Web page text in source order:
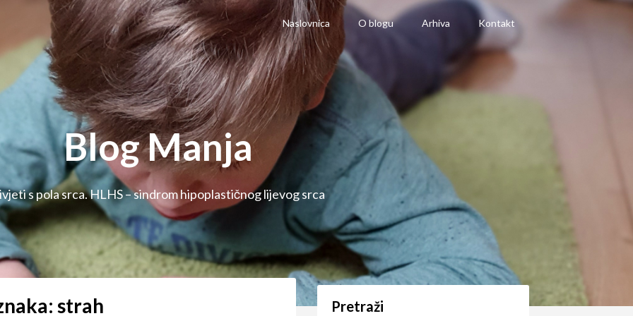
Naslovnica O blogu Arhiva Kontakt
Blog Manja
s pola srca. HLHS – sindrom hipoplastičnog lijevog srca
strah Pretraži